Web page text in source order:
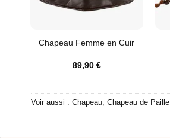
Chapeau Femme en Cuir
89,90 €
Voir aussi : Chapeau Chapeau de Paille